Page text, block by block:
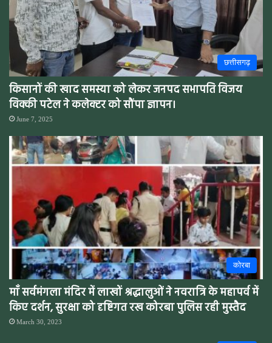
छत्तीसगढ़
किसानों की खाद समस्या को लेकर जनपद सभापति विजय
विक्की पटेल ने कलेक्टर को सौंपा ज्ञापन।
June 7, 2025
कोरबा
माँ सर्वमंगला मंदिर में लाखों श्रद्धालुओं ने नवरात्रि के महापर्व में
किए दर्शन, सुरक्षा को दृष्टिगत रख कोरबा पुलिस रही मुस्तैद
March 30, 2023